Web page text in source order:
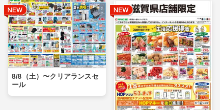
8/8（土）〜クリアランスセ
ール